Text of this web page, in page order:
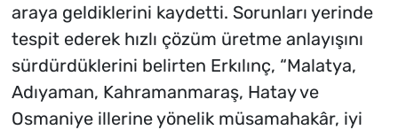
araya geldiklerini kaydetti. Sorunları yerinde
tespit ederek hızlı çözüm üretme anlayışını
sürdürdüklerini belirten Erkılınç, “Malatya,
Adıyaman, Kahramanmaraş, Hatay ve
Osmaniye illerine yönelik müsamahakâr, iyi